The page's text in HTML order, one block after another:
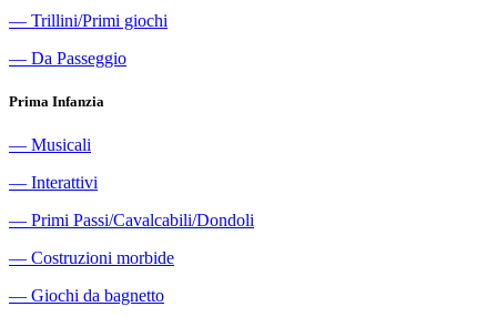
― Trillini/Primi giochi
― Da Passeggio
Prima Infanzia
― Musicali
― Interattivi
― Primi Passi/Cavalcabili/Dondoli
― Costruzioni morbide
― Giochi da bagnetto